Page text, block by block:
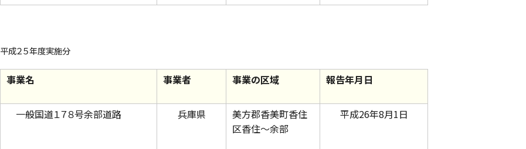
平成２５年度実施分
事業名 事業者 事業の区域 報告年月日
一般国道１７８号余部道路 兵庫県
美方郡香美町香住
区香住～余部
平成26年8月1日